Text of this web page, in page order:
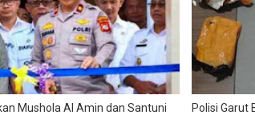
Mushola Al Amin dan Santuni
Polisi Garut